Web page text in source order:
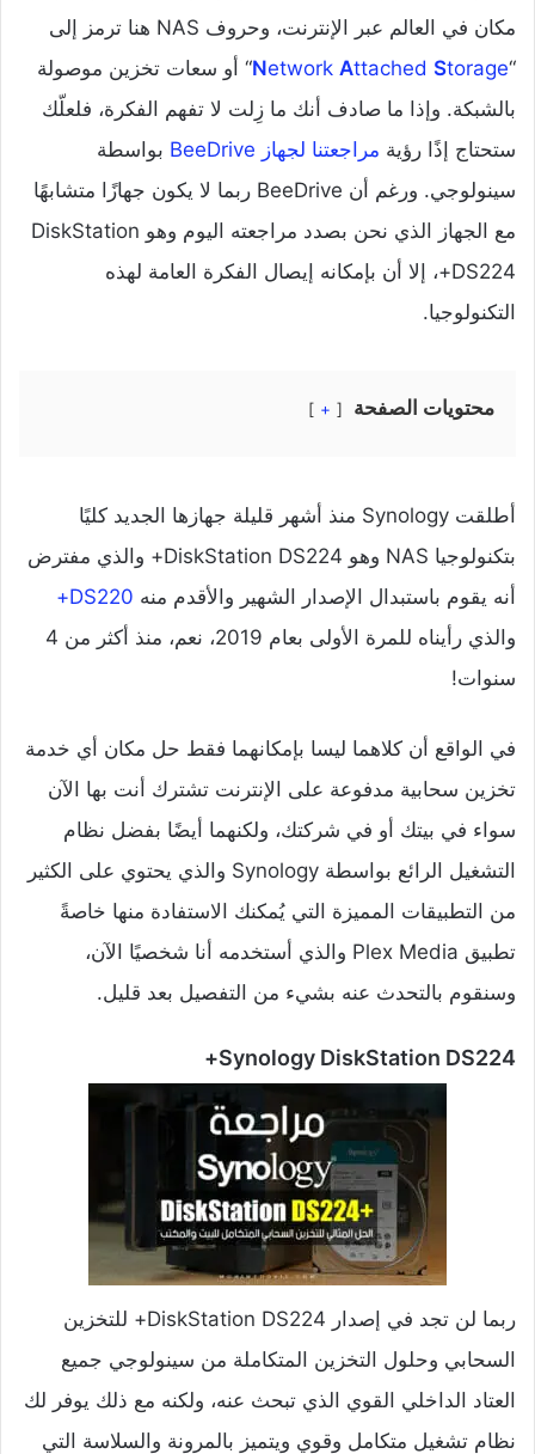
مكان في العالم عبر الإنترنت، وحروف NAS هنا ترمز إلى
“
Network Attached Storage
“ أو سعات تخزين موصولة
بالشبكة. وإذا ما صادف أنك ما زِلت لا تفهم الفكرة، فلعلّك
ستحتاج إذًا رؤية مراجعتنا لجهاز BeeDrive
بواسطة
سينولوجي. ورغم أن BeeDrive ربما لا يكون جهازًا متشابهًا
مع الجهاز الذي نحن بصدد مراجعته اليوم وهو DiskStation
DS224+، إلا أن بإمكانه إيصال الفكرة العامة لهذه
التكنولوجيا.
محتويات الصفحة +
أطلقت Synology منذ أشهر قليلة جهازها الجديد كليًا
بتكنولوجيا NAS وهو DiskStation DS224+ والذي مفترض
أنه يقوم باستبدال الإصدار الشهير والأقدم منه DS220+
والذي رأيناه للمرة الأولى بعام 2019، نعم، منذ أكثر من 4
سنوات!
في الواقع أن كلاهما ليسا بإمكانهما فقط حل مكان أي خدمة
تخزين سحابية مدفوعة على الإنترنت تشترك أنت بها الآن
سواء في بيتك أو في شركتك، ولكنهما أيضًا بفضل نظام
التشغيل الرائع بواسطة Synology والذي يحتوي على الكثير
من التطبيقات المميزة التي يُمكنك الاستفادة منها خاصةً
تطبيق Plex Media والذي أستخدمه أنا شخصيًا الآن،
وسنقوم بالتحدث عنه بشيء من التفصيل بعد قليل.
Synology DiskStation DS224+
ربما لن تجد في إصدار DiskStation DS224+ للتخزين
السحابي وحلول التخزين المتكاملة من سينولوجي جميع
العتاد الداخلي القوي الذي تبحث عنه، ولكنه مع ذلك يوفر لك
نظام تشغيل متكامل وقوي ويتميز بالمرونة والسلاسة التي